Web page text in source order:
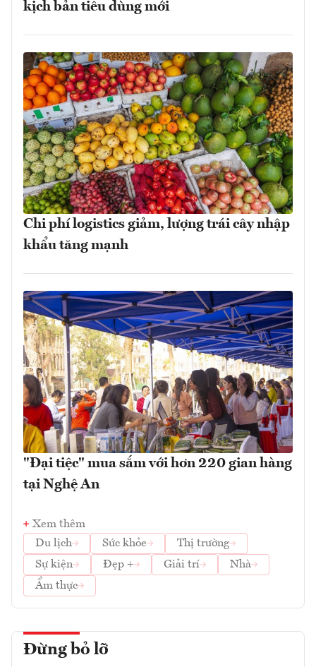
kịch bản tiêu dùng mới
Chi phí logistics giảm, lượng trái cây nhập
khẩu tăng mạnh
"Đại tiệc" mua sắm với hơn 220 gian hàng
tại Nghệ An
Xem thêm
Du lịch
Sức khỏe
Thị trường
Sự kiện
Đẹp + Giải trí
Nhà
Ẩm thực
Đừng bỏ lỡ